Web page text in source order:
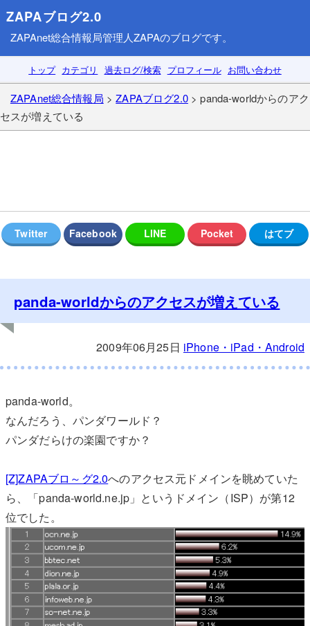
ZAPAブログ2.0
ZAPAnet総合情報局管理人ZAPAのブログです。
トップ カテゴリ 過去ログ/検索 プロフィール お問い合わせ
ZAPAnet総合情報局 >ZAPAブログ2.0> panda-worldからのアク
セスが増えている
panda-worldからのアクセスが増えている
2009年06月25日 iPhone・iPad・Android
panda-world。
なんだろう、パンダワールド？
パンダだらけの楽園ですか？
[Z]ZAPAブロ～グ2.0へのアクセス元ドメインを眺めていた
ら、「panda-world.ne.jp」というドメイン（ISP）が第12
位でした。